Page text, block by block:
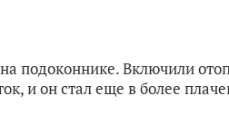
подоконнике. Включили
и он стал еще в более